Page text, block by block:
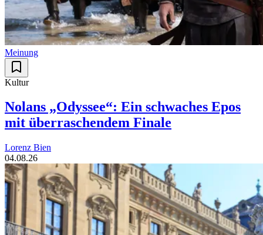
Meinung
Kultur
Nolans „Odyssee“: Ein schwaches Epos
mit überraschendem Finale
Lorenz Bien
04.08.26